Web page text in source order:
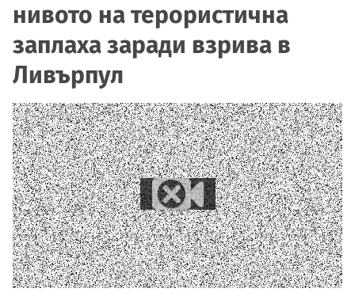
нивото на терористична
заплаха заради взрива в
Ливърпул